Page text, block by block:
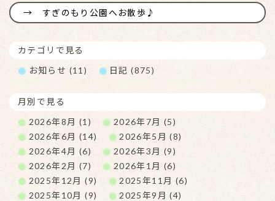
すぎのもり公園へお散歩♪
カテゴリで見る
お知らせ (11)
日記 (875)
月別で見る
2026年8月 (1)
2026年7月 (5)
2026年6月 (14)
2026年5月 (8)
2026年4月 (6)
2026年3月 (9)
2026年2月 (7)
2026年1月 (6)
2025年12月 (9)
2025年11月 (6)
2025年10月 (9)
2025年9月 (4)